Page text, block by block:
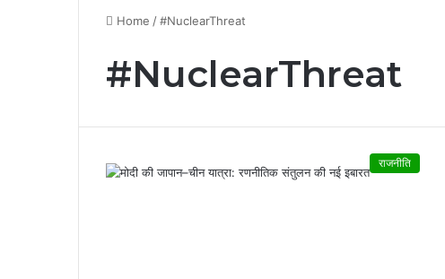
Home /#NuclearThreat
#NuclearThreat
राजनीति